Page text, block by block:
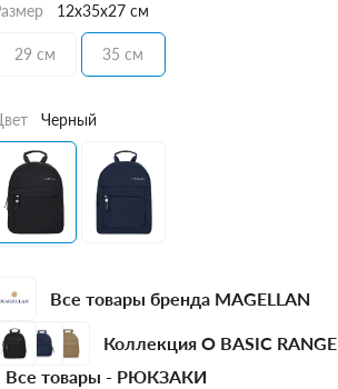
12x35x27 см
29 см 35 см
Черный
Все товары бренда MAGELLAN
Коллекция O BASIC RANGE
Все товары - РЮКЗАКИ